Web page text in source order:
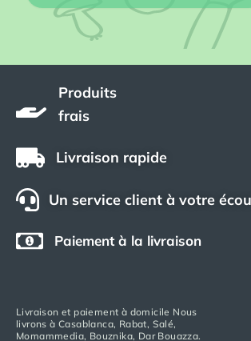
Produits
frais
Livraison rapide
Un service client à votre
Paiement à la livraison
Livraison et paiement à domicile Nous
livrons à Casablanca, Rabat, Salé,
Momammedia, Bouznika, Dar Bouazza.